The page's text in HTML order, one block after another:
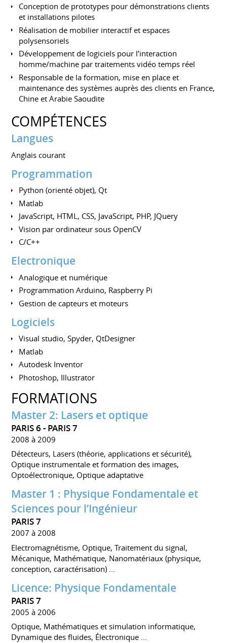
Conception de prototypes pour démonstrations clients
et installations pilotes
Réalisation de mobilier interactif et espaces
polysensoriels
Développement de logiciels pour l’interaction
homme/machine par traitements vidéo temps réel
Responsable de la formation, mise en place et
maintenance des systèmes auprès des clients en France,
Chine et Arabie Saoudite
COMPÉTENCES
Langues
Anglais courant
Programmation
Python (orienté objet), Qt
Matlab
JavaScript, HTML, CSS, JavaScript, PHP, JQuery
Vision par ordinateur sous OpenCV
C/C++
Electronique
Analogique et numérique
Programmation Arduino, Raspberry Pi
Gestion de capteurs et moteurs
Logiciels
Visual studio, Spyder, QtDesigner
Matlab
Autodesk Inventor
Photoshop, Illustrator
FORMATIONS
Master 2: Lasers et optique
PARIS 6 - PARIS 7
2008 à 2009
Détecteurs, Lasers (théorie, applications et sécurité),
Optique instrumentale et formation des images,
Optoélectronique, Optique adaptative
Master 1 : Physique Fondamentale et
Sciences pour l’Ingénieur
PARIS 7
2007 à 2008
Electromagnétisme, Optique, Traitement du signal,
Mécanique, Mathématique, Nanomatériaux (physique,
conception, caractérisation) …
Licence: Physique Fondamentale
PARIS 7
2005 à 2006
Optique, Mathématiques et simulation informatique,
Dynamique des fluides, Électronique ...